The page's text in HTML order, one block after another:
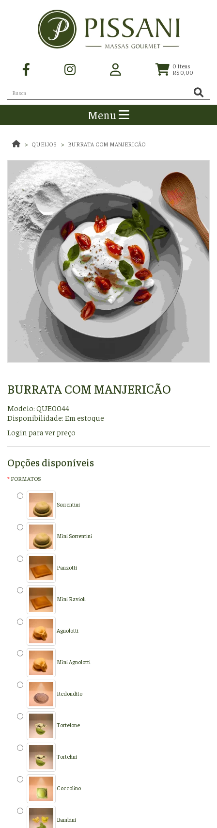
0 Itens
R$ 0,00
Menu
QUEIJOS BURRATA COM MANJERICÃO
BURRATA COM MANJERICÃO
Modelo: QUE0044
Disponibilidade: Em estoque
Login para ver preço
Opções disponíveis
FORMATOS
Sorrentini
Mini Sorrentini
Panzotti
Mini Ravioli
Agnolotti
Mini Agnolotti
Redondito
Tortelone
Tortelini
Coccolino
Bambini